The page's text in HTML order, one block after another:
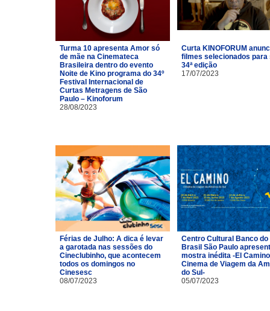
Turma 10 apresenta Amor só
de mãe na Cinemateca
Brasileira dentro do evento
Noite de Kino programa do 34º
Festival Internacional de
Curtas Metragens de São
Paulo – Kinoforum
28/08/2023
Curta KINOFORUM
filmes selecionados para
34ª edição
17/07/2023
Férias de Julho: A dica é levar
a garotada nas sessões do
Cineclubinho, que acontecem
todos os domingos no
Cinesesc
08/07/2023
Centro Cultural Banco do
Brasil São Paulo
mostra inédita -El
Cinema de Viagem da
do Sul-
05/07/2023